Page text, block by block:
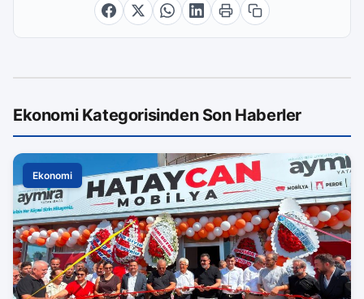
Ekonomi Kategorisinden Son Haberler
Ekonomi